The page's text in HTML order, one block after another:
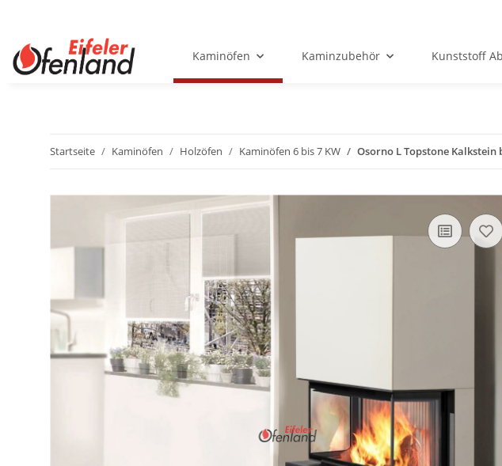
Kaminöfen Kaminzubehör Kunststoff
Startseite Kaminöfen Holzöfen Kaminöfen 6 bis 7 KW Osorno L Topstone Kalkstein